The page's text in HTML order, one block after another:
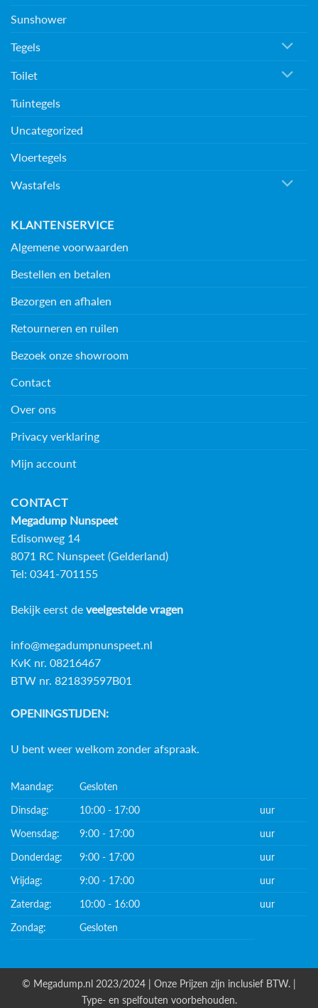
Sunshower
Tegels
Toilet
Tuintegels
Uncategorized
Vloertegels
Wastafels
KLANTENSERVICE
Algemene voorwaarden
Bestellen en betalen
Bezorgen en afhalen
Retourneren en ruilen
Bezoek onze showroom
Contact
Over ons
Privacy verklaring
Mijn account
CONTACT
Megadump Nunspeet
Edisonweg 14
8071 RC Nunspeet (Gelderland)
Tel: 0341-701155
Bekijk eerst de veelgestelde vragen
info@megadumpnunspeet.nl
KvK nr. 08216467
BTW nr. 821839597B01
OPENINGSTIJDEN:
U bent weer welkom zonder afspraak.
Maandag:
Gesloten
Dinsdag:
10:00 - 17:00
uur
Woensdag:
9:00 - 17:00
uur
Donderdag:
9:00 - 17:00
uur
Vrijdag:
9:00 - 17:00
uur
Zaterdag:
10:00 - 16:00
uur
Zondag:
Gesloten
© Megadump.nl 2023/2024 | Onze Prijzen zijn inclusief BTW. |
Type- en spelfouten voorbehouden.